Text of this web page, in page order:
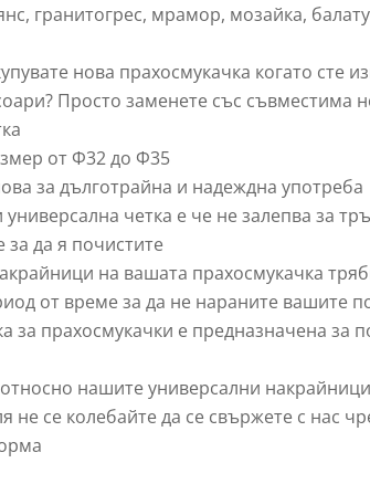
гранитогрес, мрамор, мозайка,
нова прахосмукачка когато сте
Просто заменете със съвместима
от Ф32 до Ф35
за дълготрайна и надеждна употреба
четка е че не залепва за
за да я почистите
на вашата прахосмукачка
от време за да не нараните вашите
за прахосмукачки е предназначена за
нашите универсални
не се колебайте да се свържете с нас